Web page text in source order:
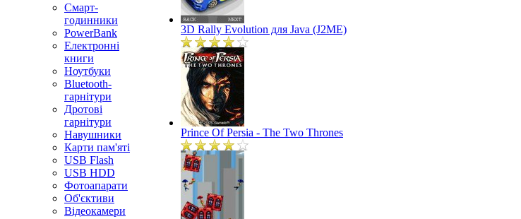
Смарт-
годинники
PowerBank
Електронні
книги
Ноутбуки
Bluetooth-
гарнітури
Дротові
гарнітури
Навушники
Карти пам'яті
USB Flash
USB HDD
Фотоапарати
Об'єктиви
Відеокамери
3D Rally Evolution для Java (J2ME)
Prince Of Persia - The Two Thrones